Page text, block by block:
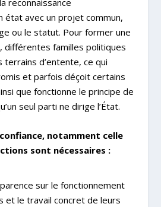
état avec un projet commun,
ou le statut. Pour former une
différentes familles politiques
d’entente, ce qui
et parfois déçoit certains
que fonctionne le principe de
seul parti ne dirige l’État.
notamment celle
sont nécessaires :
sur le fonctionnement
et le travail concret de leurs